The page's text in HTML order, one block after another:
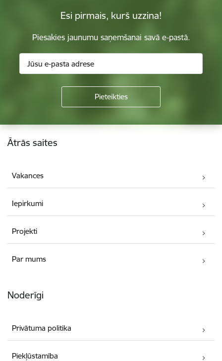
Esi pirmais, kurš uzzina!
Piesakies jaunumu saņemšanai savā e-pastā.
Kājene
Ātrās saites
Vakances
Iepirkumi
Projekti
Par mums
Noderīgi
Privātuma politika
Piekļūstamība